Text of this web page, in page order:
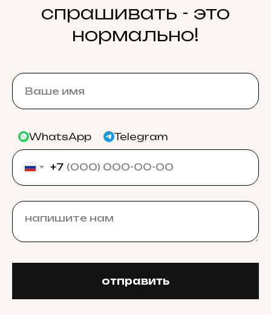
спрашивать - это
нормально!
WhatsApp Telegram
+7
отправить